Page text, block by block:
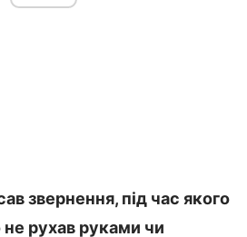
звернення, під час якого
рухав руками чи